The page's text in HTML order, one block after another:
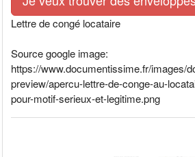
Lettre de congé locataire
Source google image:
https://www.documentissime.fr/images/
preview/apercu-lettre-de-conge-au-
pour-motif-serieux-et-legitime.png